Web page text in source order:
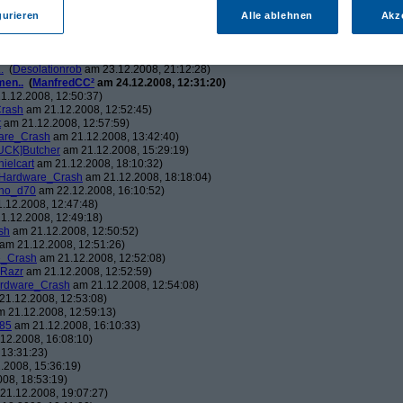
am 23.12.2008, 08:25:26)
(Desolationrob am 23.12.2008, 21:12:28)
(ManfredCC² am 24.12.2008, 12:31:20)
12:50:37)
am 21.12.2008, 12:52:45)
am 21.12.2008, 12:57:59)
am 21.12.2008, 13:42:40)
am 21.12.2008, 15:29:19)
am 21.12.2008, 18:10:32)
Hardware_Crash am 21.12.2008, 18:18:04)
am 22.12.2008, 16:10:52)
12:47:48)
12:49:18)
am 21.12.2008, 12:50:52)
am 21.12.2008, 12:51:26)
am 21.12.2008, 12:52:08)
am 21.12.2008, 12:52:59)
am 21.12.2008, 12:54:08)
12:53:08)
21.12.2008, 12:59:13)
am 21.12.2008, 16:10:33)
16:08:10)
15:36:19)
18:53:19)
19:07:27)
Alle ablehnen